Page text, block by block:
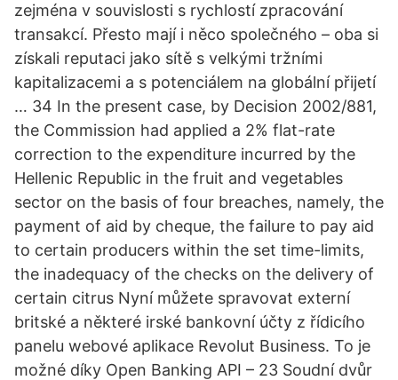
zejména v souvislosti s rychlostí zpracování
transakcí. Přesto mají i něco společného – oba si
získali reputaci jako sítě s velkými tržními
kapitalizacemi a s potenciálem na globální přijetí
… 34 In the present case, by Decision 2002/881,
the Commission had applied a 2% flat-rate
correction to the expenditure incurred by the
Hellenic Republic in the fruit and vegetables
sector on the basis of four breaches, namely, the
payment of aid by cheque, the failure to pay aid
to certain producers within the set time-limits,
the inadequacy of the checks on the delivery of
certain citrus Nyní můžete spravovat externí
britské a některé irské bankovní účty z řídicího
panelu webové aplikace Revolut Business. To je
možné díky Open Banking API – 23 Soudní dvůr